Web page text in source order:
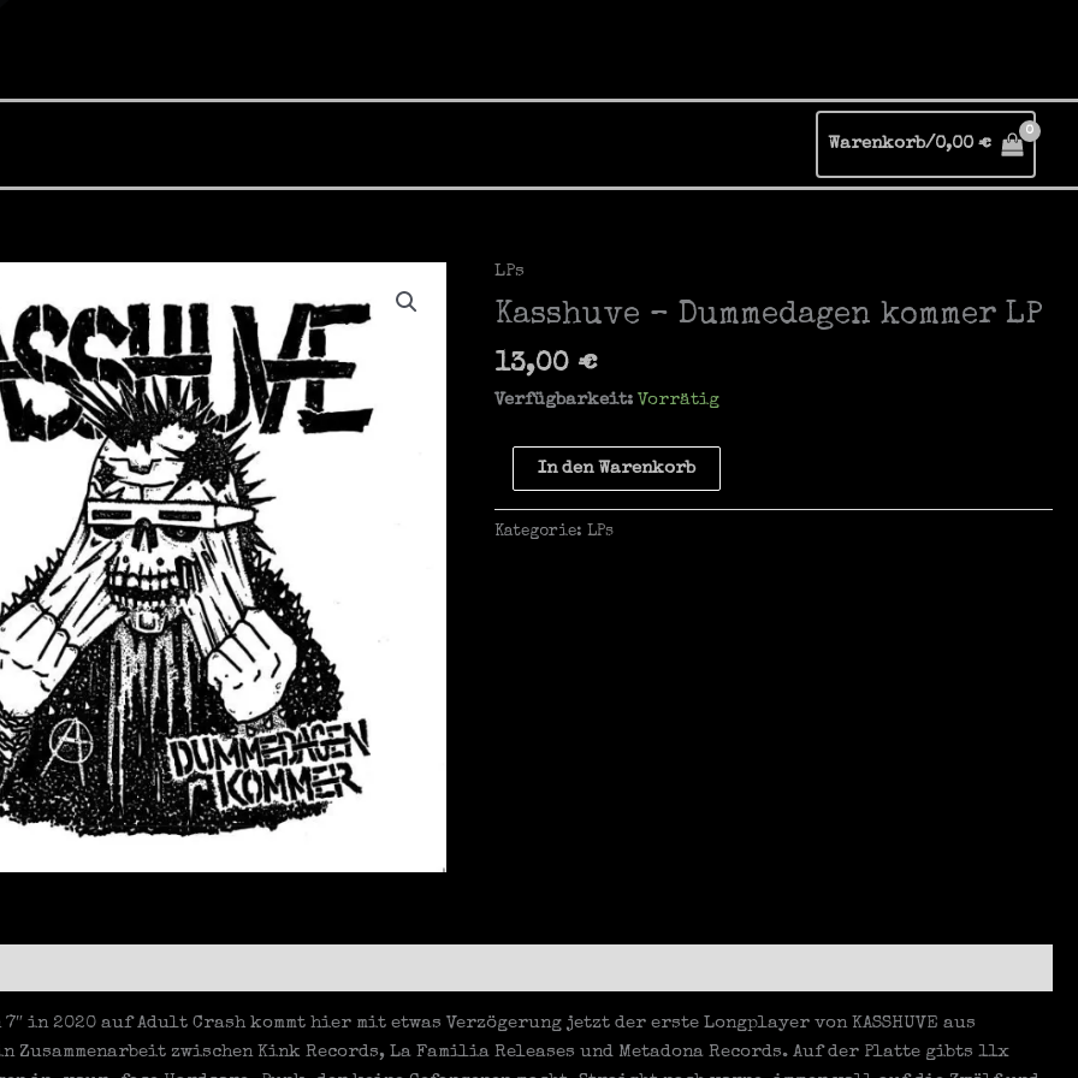
Warenkorb/0,00 €
LPs
Kasshuve – Dummedagen kommer LP
13,00 €
Verfügbarkeit: Vorrätig
Kasshuve
In den Warenkorb
Kategorie:LPs
in 2020 auf Adult Crash kommt hier mit etwas Verzögerung jetzt der erste Longplayer von KASSHUVE aus
Zusammenarbeit zwischen Kink Records, La Familia Releases und Metadona Records. Auf der Platte gibts 11x